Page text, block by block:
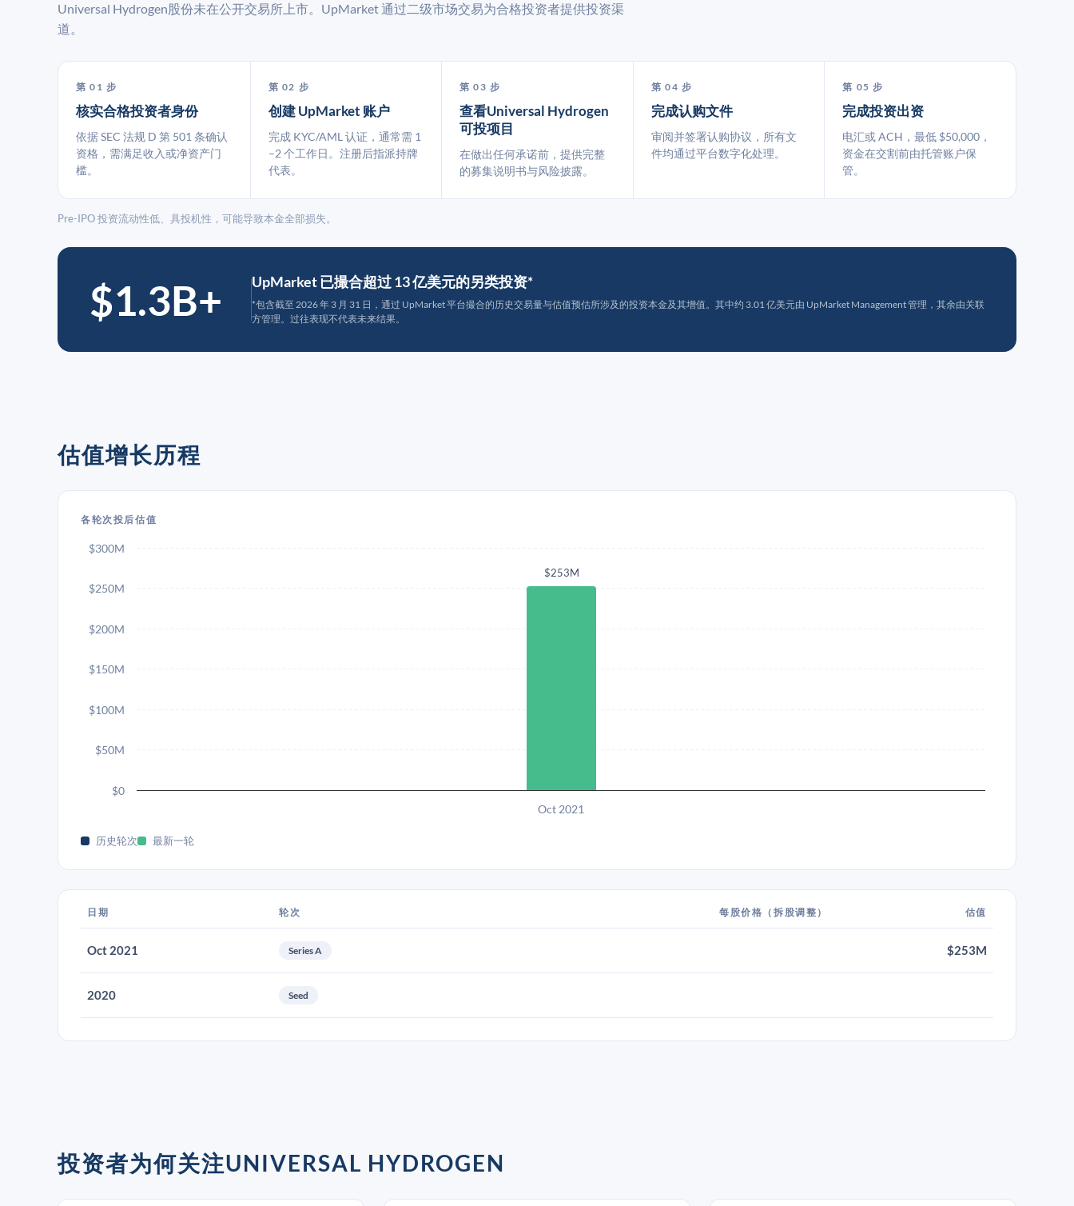
Universal Hydrogen股份未在公开交易所上市。UpMarket 通过二级市场交易为合格投资者提供投资渠
道。
第 01 步
核实合格投资者身份
依据 SEC 法规 D 第 501 条确认
资格，需满足收入或净资产门
槛。
第 02 步
创建 UpMarket 账户
完成 KYC/AML 认证，通常需 1
–2 个工作日。注册后指派持牌
代表。
第 03 步
查看Universal Hydrogen
可投项目
在做出任何承诺前，提供完整
的募集说明书与风险披露。
第 04 步
完成认购文件
审阅并签署认购协议，所有文
件均通过平台数字化处理。
第 05 步
完成投资出资
电汇或 ACH，最低 $50,000，
资金在交割前由托管账户保
管。
Pre-IPO 投资流动性低、具投机性，可能导致本金全部损失。
$1.3B+ UpMarket 已撮合超过 13 亿美元的另类投资*
*包含截至 2026 年 3 月 31 日，通过 UpMarket 平台撮合的历史交易量与估值预估所涉及的投资本金及其增值。其中约 3.01 亿美元由 UpMarket Management 管理，其余由关联
方管理。过往表现不代表未来结果。
估值增长历程
各轮次投后估值
$253M
Oct 2021
$0
$50M
$100M
$150M
$200M
$250M
$300M
历史轮次 最新一轮
日期 轮次 每股价格（拆股调整） 估值
Oct 2021 Series A $253M
2020 Seed
投资者为何关注UNIVERSAL HYDROGEN